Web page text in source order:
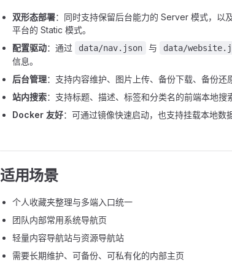
双形态部署：同时支持保留后台能力的 Server 模式，
平台的 Static 模式。
配置驱动：通过 data/nav.json 与 data/
信息。
后台管理：支持内容维护、图片上传、备份下载、备份还
站内搜索：支持标题、描述、标签和分类名的前端本地搜
Docker 友好：可通过镜像快速启动，也支持挂载本地数
适用场景
个人收藏夹整理与多端入口统一
团队内部常用系统导航页
轻量内容导航站与资源导航站
需要长期维护、可备份、可私有化的内部主页